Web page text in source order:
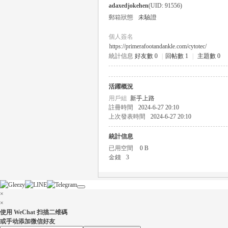
adaxedjokehen(UID: 91556)
郵箱狀態
未驗證
個人簽名
https://primerafootandankle.com/cytotec/
統計信息 好友數 0 回帖數 1 主題數 0
活躍概況
用戶組 新手上路
註冊時間
2024-6-27 20:10
上次發表時間
2024-6-27 20:10
統計信息
已用空間
0 B
金錢
3
×
×
使用 WeChat 扫描二维碼
或手动添加微信好友